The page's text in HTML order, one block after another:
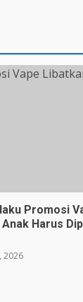
Promosi
Harus
2026